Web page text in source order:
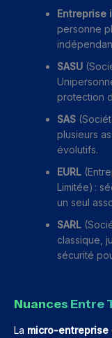
Entreprise
personne
SASU
protection
SAS
plusieurs
évolutifs.
EURL
Limitée) :
un seul
SARL
classique,
sécurité
Nuances Entre
La micro-entreprise